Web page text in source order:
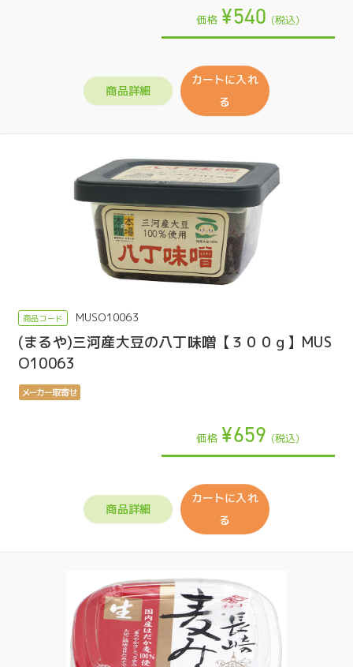
価格 ¥540 (税込)
商品詳細
カートに入れ
る
MUSO10063
(まるや)三河産大豆の八丁味噌【３００ｇ】MUS
O10063
価格 ¥659 (税込)
商品詳細
カートに入れ
る